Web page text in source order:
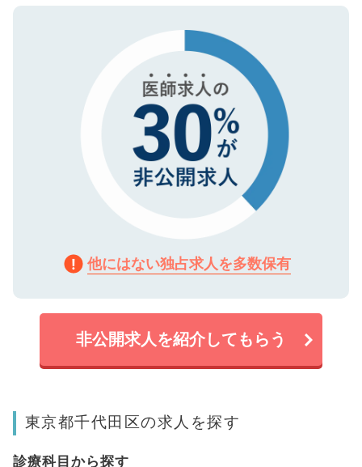
で、機密保持に関してもご安心ください。
ので、まずはご登録ください。
他にはない独占求人を多数保有
非公開求人を紹介してもらう
東京都千代田区の求人を探す
診療科目から探す